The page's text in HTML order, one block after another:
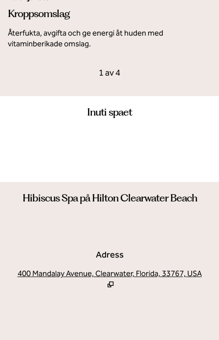
Kroppsomslag
Återfukta, avgifta och ge energi åt huden med
vitaminberikade omslag.
Karusell 1 av 4
Föregående karusell, 4 av 4
1 av 4
Inuti spaet
Hibiscus Spa på Hilton Clearwater Beach
Adress
400 Mandalay Avenue, Clearwater, Florida, 33767, USA,